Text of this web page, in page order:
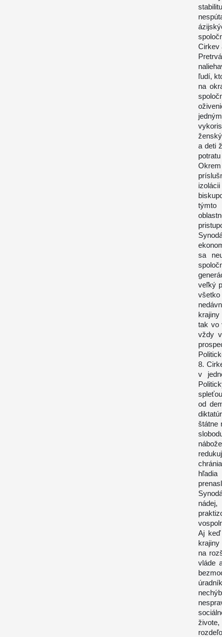
Cirkev
ľudí,
na
a deti
týmto
sa
veľký
tak vo
vždy
8.
v
od
štátne
Aj keď
krajiny
na
vláde